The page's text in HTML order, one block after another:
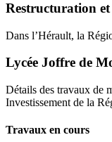
Restructuration et
Dans l’Hérault, la
Lycée Joffre de
Détails des travaux de
Investissement de la
Travaux en cours